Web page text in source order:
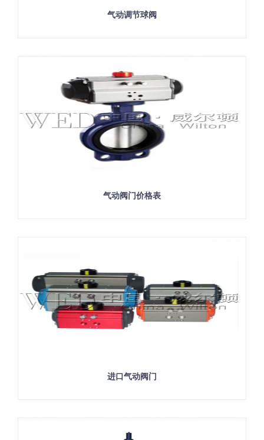
气动调节球阀
气动阀门价格表
进口气动阀门